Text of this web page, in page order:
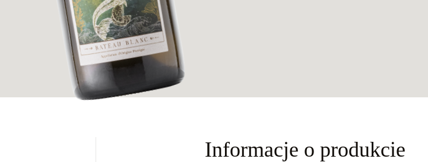
Informacje o produkcie